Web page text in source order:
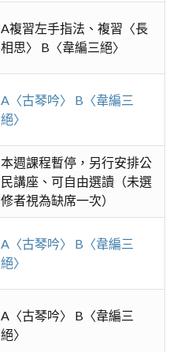
A複習左手指法、複習〈長
相思〉 B〈韋編三絕〉
A〈古琴吟〉 B〈韋編三
絕〉
本週課程暫停，另行安排公
民講座、可自由選讀（未選
修者視為缺席一次）
A〈古琴吟〉 B〈韋編三
絕〉
A〈古琴吟〉 B〈韋編三
絕〉